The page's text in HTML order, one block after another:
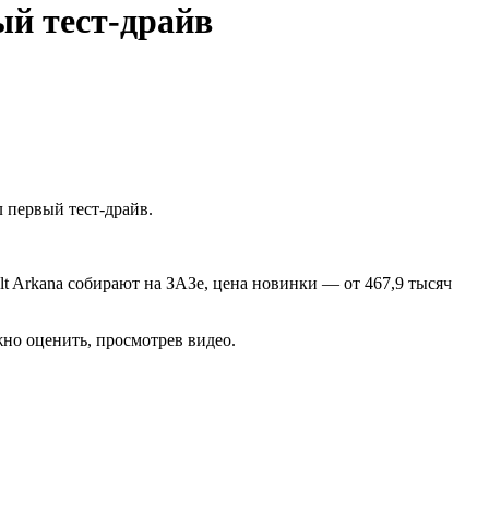
тест-драйв
тест-драйв.
Arkana собирают на ЗАЗе, цена новинки — от 467,9 тысяч
оценить, просмотрев видео.